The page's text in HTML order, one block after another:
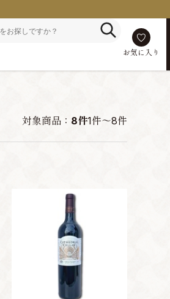
お気に入り
対象商品： 8件1件～8件